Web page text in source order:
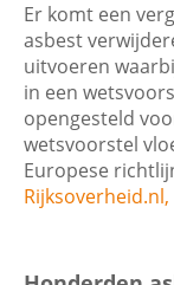
Er komt een
asbest
uitvoeren
in een
opengesteld
wetsvoorstel
Europese